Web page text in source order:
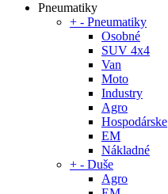
Pneumatiky
+ - Pneumatiky
Osobné
SUV 4x4
Van
Moto
Industry
Agro
Hospodárske
EM
Nákladné
+ - Duše
Agro